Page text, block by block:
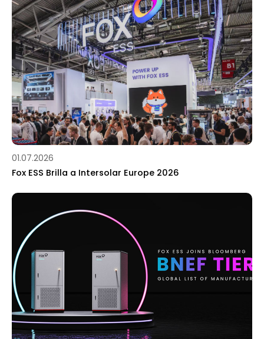
01.07.2026
Fox ESS Brilla a Intersolar Europe 2026